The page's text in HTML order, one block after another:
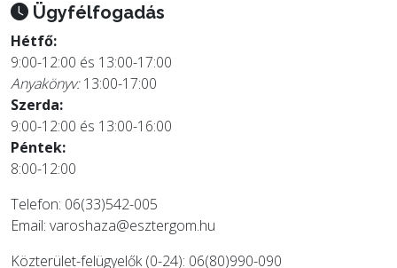
Ügyfélfogadás
Hétfő:
9:00-12:00 és 13:00-17:00
Anyakönyv:13:00-17:00
Szerda:
9:00-12:00 és 13:00-16:00
Péntek:
8:00-12:00
Telefon: 06(33)542-005
Email: varoshaza@esztergom.hu
Közterület-felügyelők (0-24): 06(80)990-090